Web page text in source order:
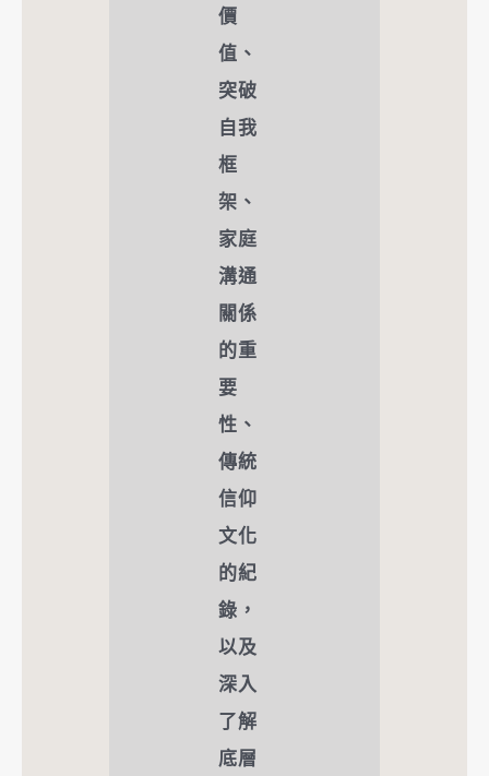
價
值、
突破
自我
框
架、
家庭
溝通
關係
的重
要
性、
傳統
信仰
文化
的紀
錄，
以及
深入
了解
底層